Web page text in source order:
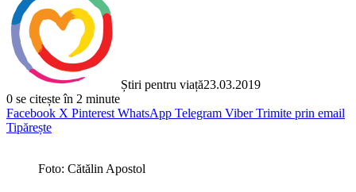
Știri pentru viață23.03.2019
0 se citește în 2 minute
Facebook X Pinterest WhatsApp Telegram Viber Trimite prin email
Tipărește
Foto: Cătălin Apostol